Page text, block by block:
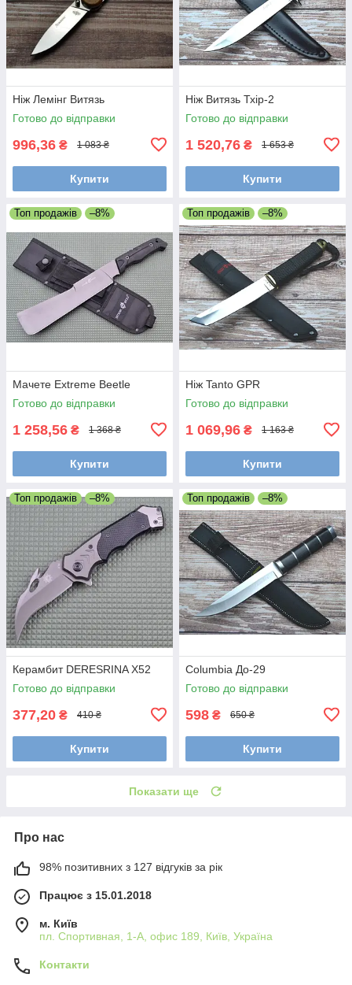
Ніж Лемінг Витязь
Готово до відправки
996,36 ₴ 1 083 ₴
Купити
Ніж Витязь Тхір-2
Готово до відправки
1 520,76 ₴ 1 653 ₴
Купити
Топ продажів –8%
Мачете Extreme Beetle
Готово до відправки
1 258,56 ₴ 1 368 ₴
Купити
Топ продажів –8%
Ніж Tanto GPR
Готово до відправки
1 069,96 ₴ 1 163 ₴
Купити
Топ продажів –8%
Керамбит DERESRINA Х52
Готово до відправки
377,20 ₴ 410 ₴
Купити
Топ продажів –8%
Сolumbia До-29
Готово до відправки
598 ₴ 650 ₴
Купити
Показати ще
Про нас
98% позитивних з 127 відгуків за рік
Працює з 15.01.2018
м. Київ
пл. Спортивная, 1-А, офис 189, Київ, Україна
Контакти